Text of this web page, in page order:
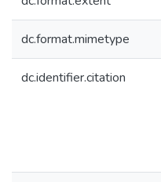
dc.format.mimetype
dc.identifier.citation